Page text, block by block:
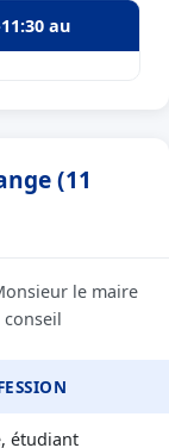
au
(11
le maire
conseil
étudiant